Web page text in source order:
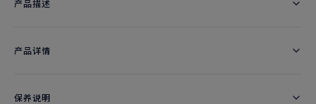
产品描述
产品详情
保养说明